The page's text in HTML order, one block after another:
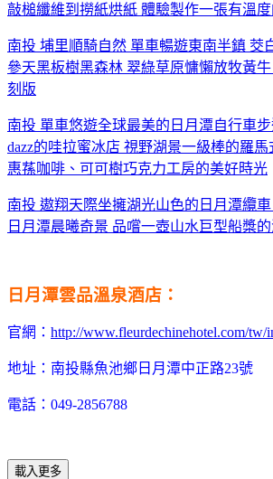
敲槌纖維到撈紙烘紙 體驗製作一張有溫
南投 埔里順騎自然 單車暢遊東南半鎮 茭
參天黑板樹黑森林 翠綠草原慵懶放牧黃
刻版
南投 單車悠遊全球最美的日月潭自行車步
dazz的哇拉蜜冰店 視野湖景一級棒的羅
惠蓀咖啡、可可樹巧克力工房的美好時光
南投 遨翔天際坐擁湖光山色的日月潭纜
日月潭晨曦奇景 品嚐一壺山水巨型船槳
日月潭雲品溫泉酒店：
官網： http://www.fleurdechinehotel.com/tw/
地址：南投縣魚池鄉日月潭中正路23號
電話： 049-2856788
載入更多